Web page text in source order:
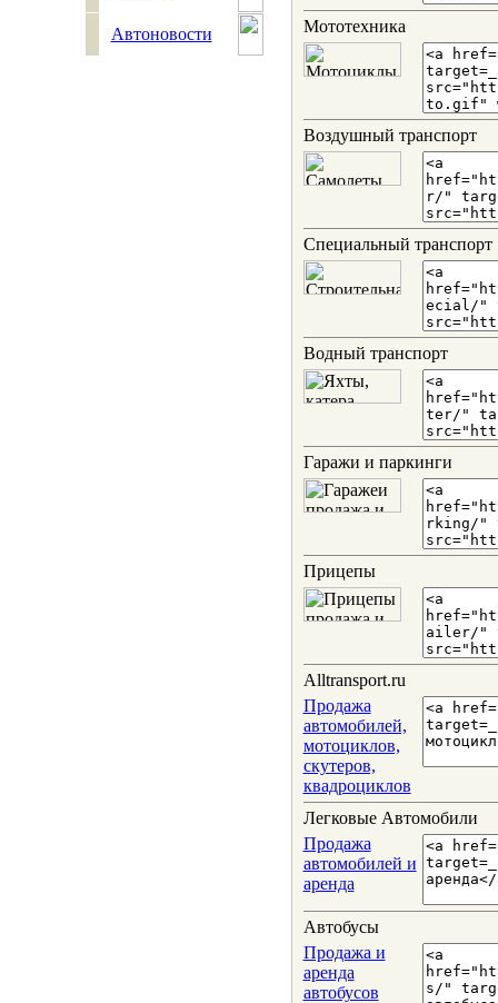
Автоновости Мототехника
Воздушный транспорт
Специальный транспорт
Водный транспорт
Гаражи и паркинги
Прицепы
Alltransport.ru
Продажа
автомобилей,
мотоциклов,
скутеров,
квадроциклов
Легковые Автомобили
Продажа
автомобилей и
аренда
Автобусы
Продажа и
аренда
автобусов